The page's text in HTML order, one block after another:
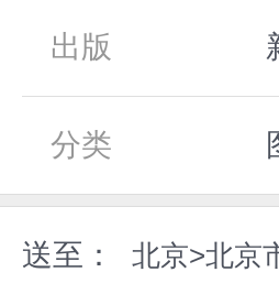
出版
分类
送至： 北京>北京